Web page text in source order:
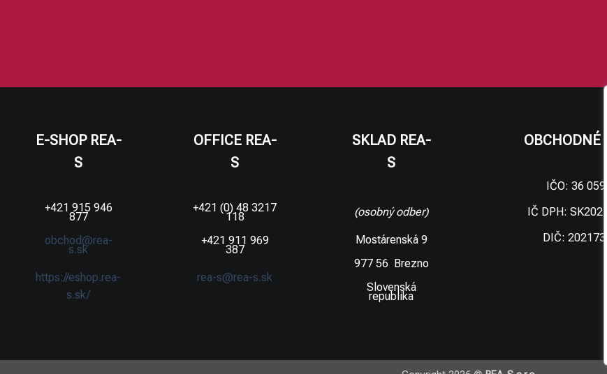
E-SHOP REA-
S
+421 915 946
877
obchod@rea-
s.sk
https://eshop.rea-
s.sk/
OFFICE REA-
S
+421 (0) 48 3217
118
+421 911 969
387
rea-s@rea-s.sk
SKLAD REA-
S
(osobný odber)
Mostárenská 9
977 56 Brezno
Slovenská
republika
OBCHODNÉ
IČO: 36
IČ DPH:
DIČ: